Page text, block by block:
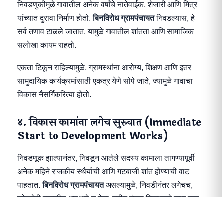
निवडणुकीमुळे गावातील अनेक वर्षांचे नातेवाईक, शेजारी आणि मित्र
यांच्यात दुरावा निर्माण होतो.बिनविरोध ग्रामपंचायतनिवडल्यास, हे
सर्व तणाव टाळले जातात. यामुळे गावातील शांतता आणि सामाजिक
सलोखा कायम राहतो.
एकता टिकून राहिल्यामुळे, ग्रामस्थांना आरोग्य, शिक्षण आणि इतर
सामुदायिक कार्यक्रमांसाठी एकत्र येणे सोपे जाते, ज्यामुळे गावाचा
विकास नैसर्गिकरित्या होतो.
४. विकास कामांना लगेच सुरुवात (Immediate
Start to Development Works)
निवडणूक झाल्यानंतर, निवडून आलेले सदस्य कामाला लागण्यापूर्वी
अनेक महिने राजकीय स्थैर्याची आणि गटबाजी शांत होण्याची वाट
पाहतात.बिनविरोध ग्रामपंचायतअसल्यामुळे, निवडीनंतर लगेचच,